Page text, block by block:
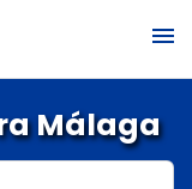
Málaga